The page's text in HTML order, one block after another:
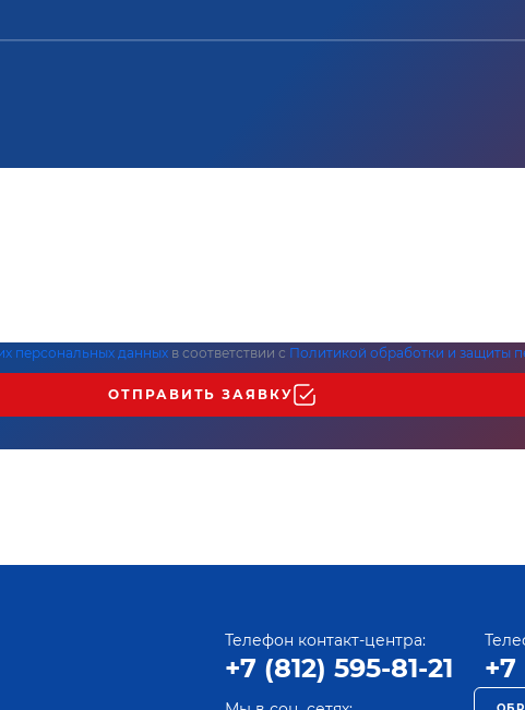
персональных данных в соответствии с Политикой обработки и защиты
ОТПРАВИТЬ ЗАЯВКУ
Телефон контакт-центра:
+7 (812) 595-81-21 +7